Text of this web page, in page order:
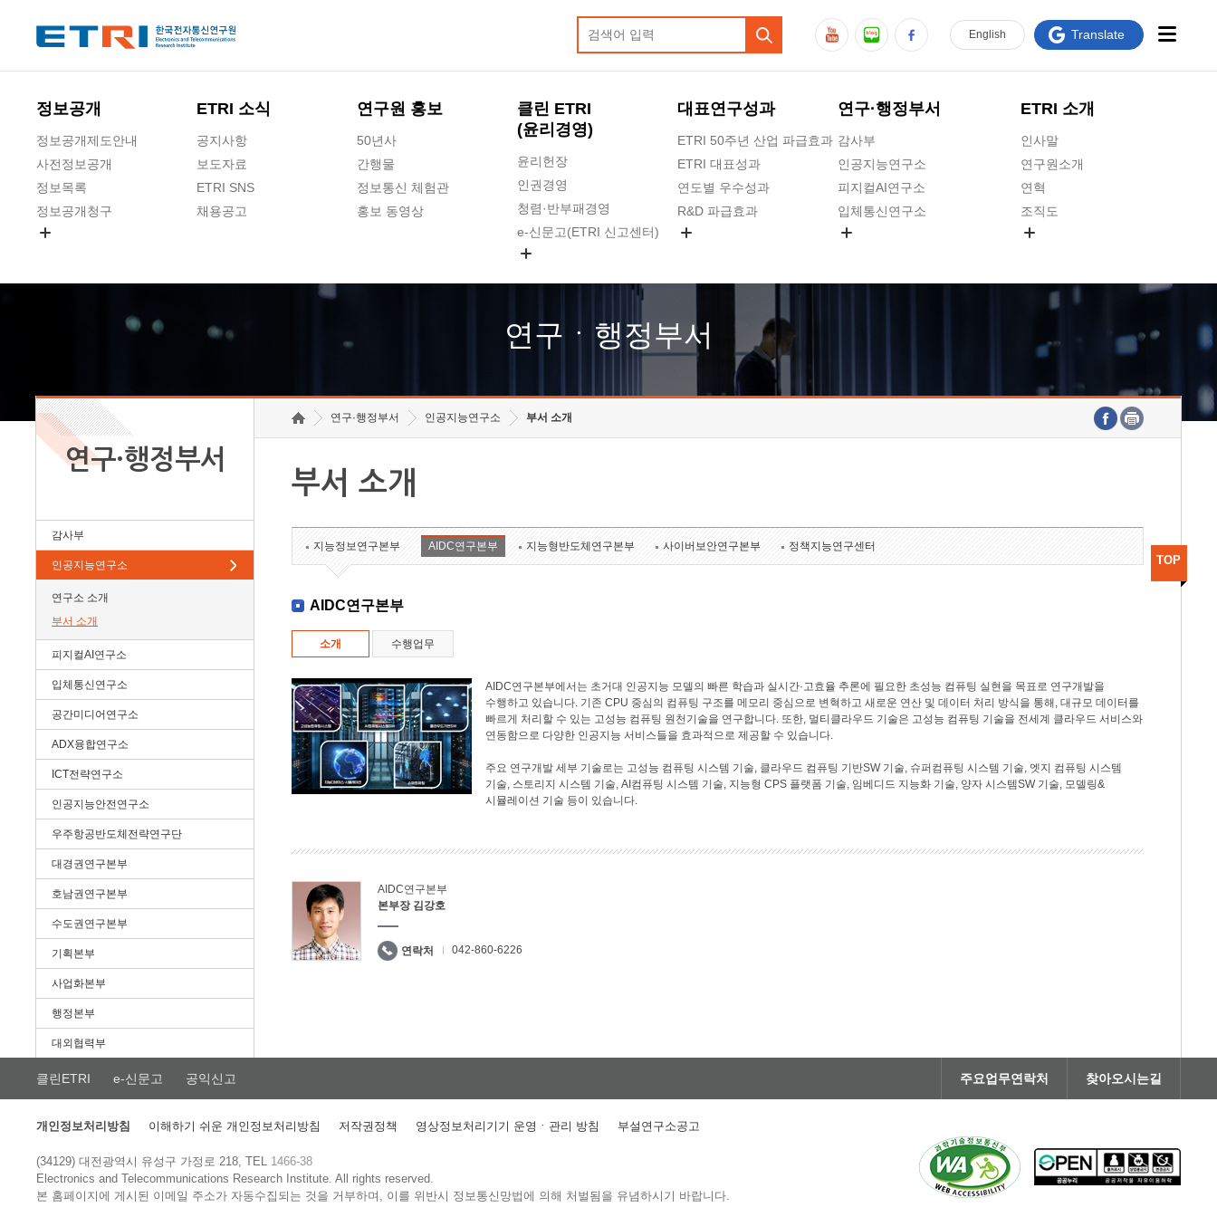
정보공개
정보공개제도안내
사전정보공개
정보목록
정보공개청구
ETRI 소식
공지사항
보도자료
ETRI SNS
채용공고
연구원 홍보
50년사
간행물
정보통신 체험관
홍보 동영상
클린 ETRI
(윤리경영)
윤리헌장
인권경영
청렴·반부패경영
e-신문고(ETRI 신고센터)
고객의소리
수의계약 현황
대표연구성과
ETRI 50주년 산업 파급효과
ETRI 대표성과
연도별 우수성과
R&D 파급효과
연구·행정부서
감사부
인공지능연구소
피지컬AI연구소
입체통신연구소
호남권연구본부
기획본부
ETRI 소개
인사말
연구원소개
연혁
조직도
연구원 고객헌장
주요업무연락처
English Translate
연구ㆍ행정부서
연구·행정부서
감사부
인공지능연구소
연구소 소개
부서 소개
피지컬AI연구소
입체통신연구소
공간미디어연구소
ADX융합연구소
ICT전략연구소
인공지능안전연구소
우주항공반도체전략연구단
대경권연구본부
호남권연구본부
수도권연구본부
기획본부
사업화본부
행정본부
대외협력부
연구·행정부서 인공지능연구소 부서 소개
부서 소개
지능정보연구본부 AIDC연구본부 지능형반도체연구본부 사이버보안연구본부 정책지능연구센터
AIDC연구본부
소개 수행업무
AIDC연구본부에서는 초거대 인공지능 모델의 빠른 학습과 실시간·고효율 추론에 필요한 초성능 컴퓨팅 실현을 목표로 연구개발을
수행하고 있습니다. 기존 CPU 중심의 컴퓨팅 구조를 메모리 중심으로 변혁하고 새로운 연산 및 데이터 처리 방식을 통해, 대규모 데이터를
빠르게 처리할 수 있는 고성능 컴퓨팅 원천기술을 연구합니다. 또한, 멀티클라우드 기술은 고성능 컴퓨팅 기술을 전세계 클라우드 서비스와
연동함으로 다양한 인공지능 서비스들을 효과적으로 제공할 수 있습니다.
주요 연구개발 세부 기술로는 고성능 컴퓨팅 시스템 기술, 클라우드 컴퓨팅 기반SW 기술, 슈퍼컴퓨팅 시스템 기술, 엣지 컴퓨팅 시스템
기술, 스토리지 시스템 기술, AI컴퓨팅 시스템 기술, 지능형 CPS 플랫폼 기술, 임베디드 지능화 기술, 양자 시스템SW 기술, 모델링&
시뮬레이션 기술 등이 있습니다.
AIDC연구본부
본부장 김강호
연락처 042-860-6226
TOP
클린ETRI e-신문고 공익신고 주요업무연락처 찾아오시는길
개인정보처리방침 이해하기 쉬운 개인정보처리방침 저작권정책 영상정보처리기기 운영ㆍ관리 방침 부설연구소공고
(34129) 대전광역시 유성구 가정로 218, TEL 1466-38
Electronics and Telecommunications Research Institute.All rights reserved.
본 홈페이지에 게시된 이메일 주소가 자동수집되는 것을 거부하며, 이를 위반시 정보통신망법에 의해 처벌됨을 유념하시기 바랍니다.